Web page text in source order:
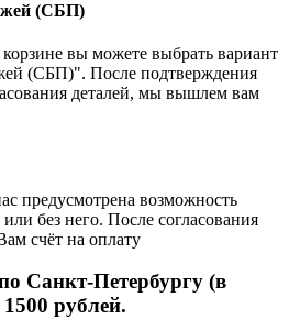
(СБП)
вы можете выбрать вариант
(СБП)". После подтверждения
деталей, мы вышлем вам
предусмотрена возможность
без него. После согласования
счёт на оплату
Санкт-Петербургу (в
рублей.